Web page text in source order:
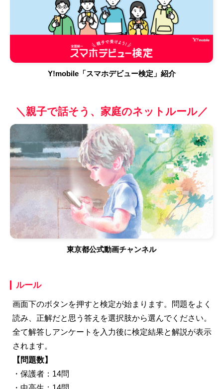
Y!mobile「スマホデビュー検定」紹介
＼親子で話そう、家庭のネットルール／
東京都公式動画チャンネル
ルール
画面下のボタンを押すと検定が始まります。問題をよく
読み、正解だと思う答えを選択肢から選んでください。
全て解答しアンケートを入力後に検定結果と解説が表示
されます。
【問題数】
・保護者：14問